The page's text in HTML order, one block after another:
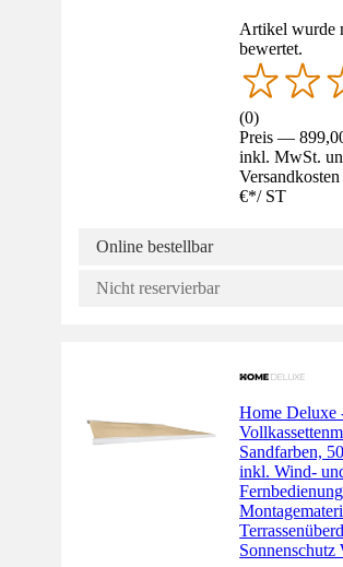
Artikel wurde
bewertet.
(0)
Preis —
inkl. MwSt.
€*/ ST
Online bestellbar
Nicht reservierbar
Home Deluxe
Sandfarben,
inkl. Wind-
Sonnenschutz